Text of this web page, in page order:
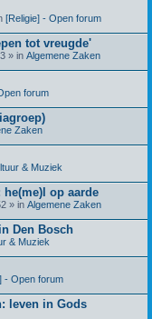
[Religie] - Open forum
tot vreugde'
» in Algemene Zaken
forum
Zaken
& Muziek
op aarde
» in Algemene Zaken
Den Bosch
& Muziek
- Open forum
leven in Gods